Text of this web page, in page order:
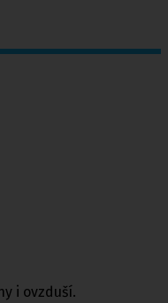
i ovzduší.